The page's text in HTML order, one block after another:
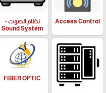
Access Control
نظام الصوت -
Sound System
FIBER OPTIC